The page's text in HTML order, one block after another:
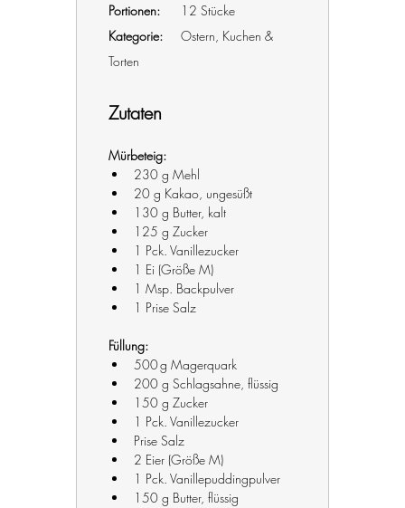
Portionen:
Kategorie:
Ostern, Kuchen &
Torten
Zutaten
Mürbeteig:
230 g Mehl
20 g Kakao, ungesüßt
130 g Butter, kalt
125 g Zucker
1 Pck. Vanillezucker
1 Ei (Größe M)
1 Msp. Backpulver
1 Prise Salz
Füllung:
500 g Magerquark
200 g Schlagsahne, flüssig
150 g Zucker
1 Pck. Vanillezucker
Prise Salz
2 Eier (Größe M)
1 Pck. Vanillepuddingpulver
150 g Butter, flüssig